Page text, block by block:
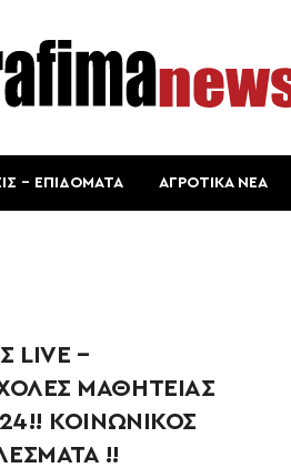
– ΕΠΙΔΟΜΑΤΑ ΑΓΡΟΤΙΚΑ ΝΕΑ
LIVE –
ΜΑΘΗΤΕΙΑΣ
ΚΟΙΝΩΝΙΚΟΣ
!!